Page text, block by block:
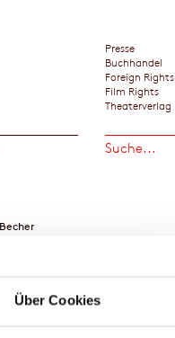
Über Cookies
Presse
Buchhandel
Foreign Rights
Film Rights
Theaterverlag